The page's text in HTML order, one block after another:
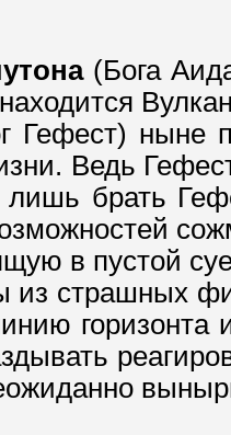
(Бога
находится
Гефест) ныне
Ведь
брать
в пустой
из страшных
горизонта